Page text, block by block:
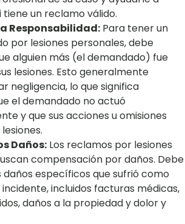
un reclamo válido.
Responsabilidad: Para tener un
por lesiones personales, debe
alguien más (el demandado) fue
lesiones. Esto generalmente
negligencia, lo que significa
el demandado no actuó
y que sus acciones u omisiones
Daños: Los reclamos por lesiones
compensación por daños. Debe
específicos que sufrió como
incluidos facturas médicas,
daños a la propiedad y dolor y